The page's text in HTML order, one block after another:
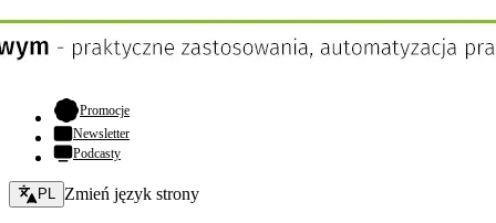
Promocje- otwiera się w nowej karcie
Newsletter
Podcasty
Zmień język - bieżący:
PL Zmień język strony